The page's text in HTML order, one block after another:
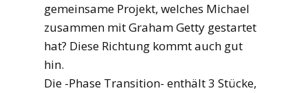
gemeinsame Projekt, welches Michael
zusammen mit Graham Getty gestartet
hat? Diese Richtung kommt auch gut
hin.
Die -Phase Transition- enthält 3 Stücke,